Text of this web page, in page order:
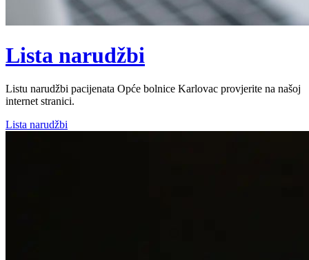
Lista narudžbi
Listu narudžbi pacijenata Opće bolnice Karlovac provjerite na našoj
internet stranici.
Lista narudžbi